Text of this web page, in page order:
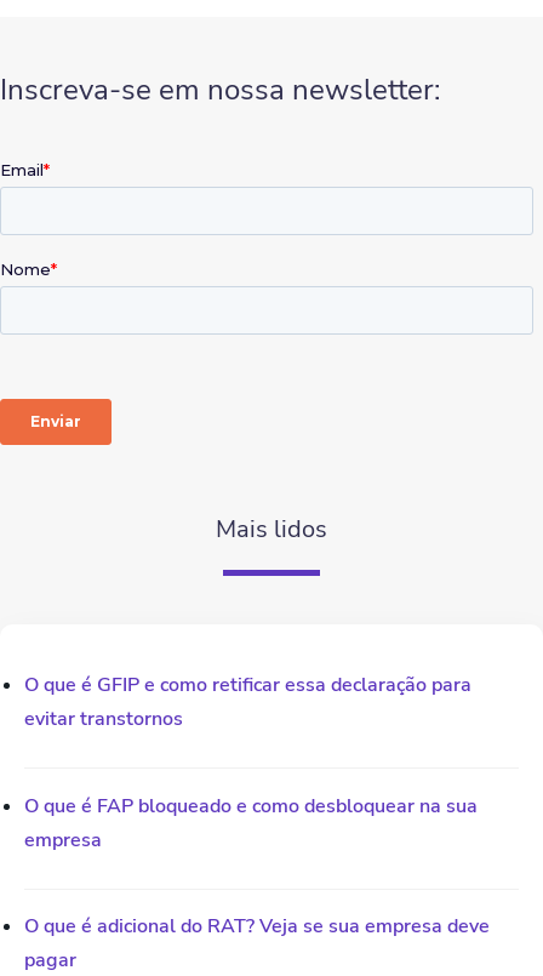
Inscreva-se em nossa newsletter:
Mais lidos
O que é GFIP e como retificar essa declaração para
evitar transtornos
O que é FAP bloqueado e como desbloquear na sua
empresa
O que é adicional do RAT? Veja se sua empresa deve
pagar